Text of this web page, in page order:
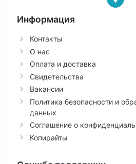
Информация
Контакты
О нас
Оплата и доставка
Свидетельства
Вакансии
Политика безопасности и
данных
Соглашение о
Копирайты